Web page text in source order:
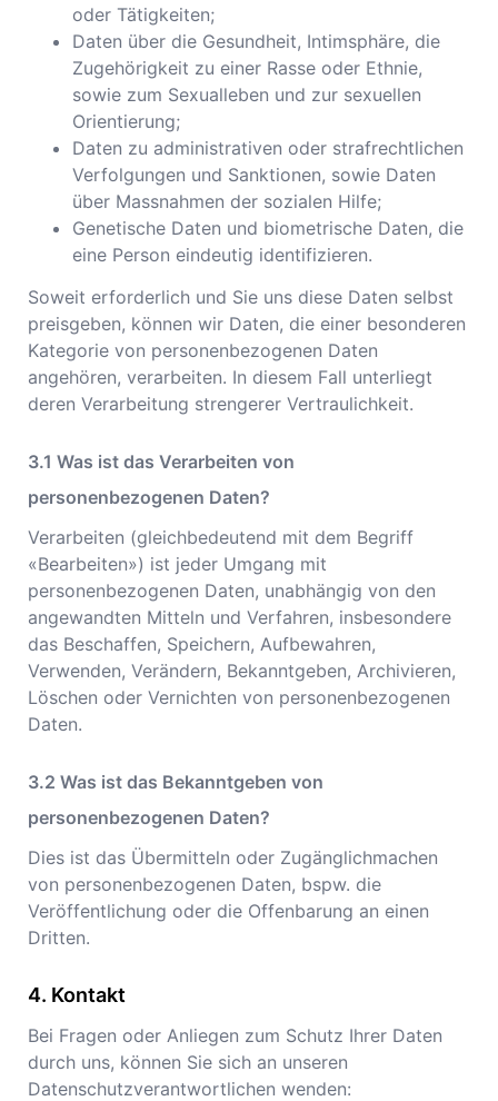
oder Tätigkeiten;
Daten über die Gesundheit, Intimsphäre, die
Zugehörigkeit zu einer Rasse oder Ethnie,
sowie zum Sexualleben und zur sexuellen
Orientierung;
Daten zu administrativen oder strafrechtlichen
Verfolgungen und Sanktionen, sowie Daten
über Massnahmen der sozialen Hilfe;
Genetische Daten und biometrische Daten, die
eine Person eindeutig identifizieren.
Soweit erforderlich und Sie uns diese Daten selbst
preisgeben, können wir Daten, die einer besonderen
Kategorie von personenbezogenen Daten
angehören, verarbeiten. In diesem Fall unterliegt
deren Verarbeitung strengerer Vertraulichkeit.
Was ist das Verarbeiten von
personenbezogenen Daten?
Verarbeiten (gleichbedeutend mit dem Begriff
«Bearbeiten») ist jeder Umgang mit
personenbezogenen Daten, unabhängig von den
angewandten Mitteln und Verfahren, insbesondere
das Beschaffen, Speichern, Aufbewahren,
Verwenden, Verändern, Bekanntgeben, Archivieren,
Löschen oder Vernichten von personenbezogenen
Daten.
Was ist das Bekanntgeben von
personenbezogenen Daten?
Dies ist das Übermitteln oder Zugänglichmachen
von personenbezogenen Daten, bspw. die
Veröffentlichung oder die Offenbarung an einen
Dritten.
Kontakt
Bei Fragen oder Anliegen zum Schutz Ihrer Daten
durch uns, können Sie sich an unseren
Datenschutzverantwortlichen wenden: